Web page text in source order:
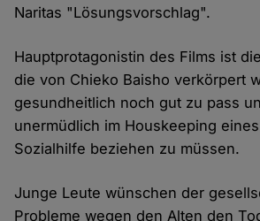
Naritas "Lösungsvorschlag".
Hauptprotagonistin des Films ist
die von Chieko Baisho verkörpert
gesundheitlich noch gut zu pass
unermüdlich im Houskeeping
Sozialhilfe beziehen zu müssen.
Junge Leute wünschen der
Probleme wegen den Alten den